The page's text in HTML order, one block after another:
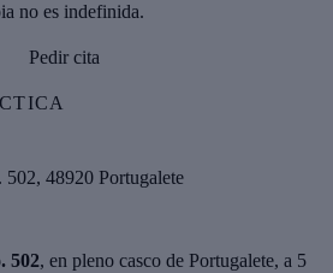
no es indefinida.
Pedir cita
48920 Portugalete
502, en pleno casco de Portugalete, a 5